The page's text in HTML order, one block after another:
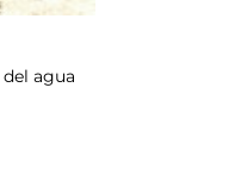
agua